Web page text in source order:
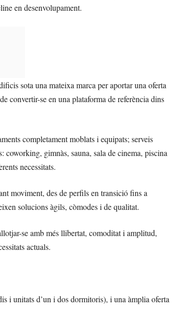
en desenvolupament.
sota una mateixa marca per aportar una oferta
convertir-se en una plataforma de referència dins
completament moblats i equipats; serveis
gimnàs, sauna, sala de cinema, piscina
necessitats.
moviment, des de perfils en transició fins a
solucions àgils, còmodes i de qualitat.
se amb més llibertat, comoditat i amplitud,
actuals.
i unitats d’un i dos dormitoris), i una àmplia oferta